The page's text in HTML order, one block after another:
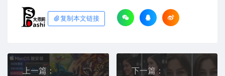
复制本文链接
上一篇：
下一篇：